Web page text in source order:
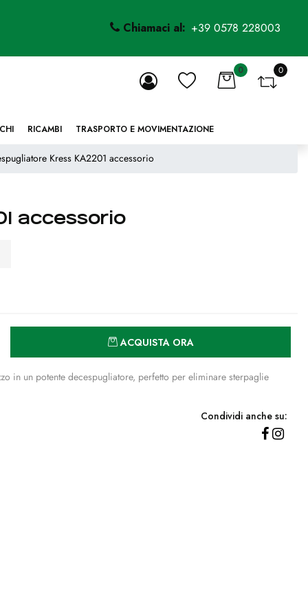
Chiamaci al: +39 0578 228003
0 0
RICAMBI TRASPORTO E MOVIMENTAZIONE
Kress KA2201 accessorio
accessorio
ACQUISTA ORA
in un potente decespugliatore, perfetto per eliminare sterpaglie
Condividi anche su: